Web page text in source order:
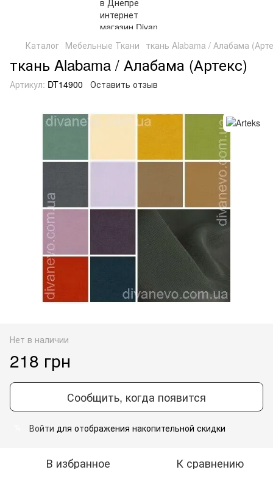
Каталог Мебельные Ткани ткань Alabama / Алабама
ткань Alabama / Алабама (Артекс)
Артикул: DT14900 Оставить отзыв
Нет в наличии
218 грн
Сообщить, когда появится
Войти для отображения накопительной скидки
В избранное К сравнению